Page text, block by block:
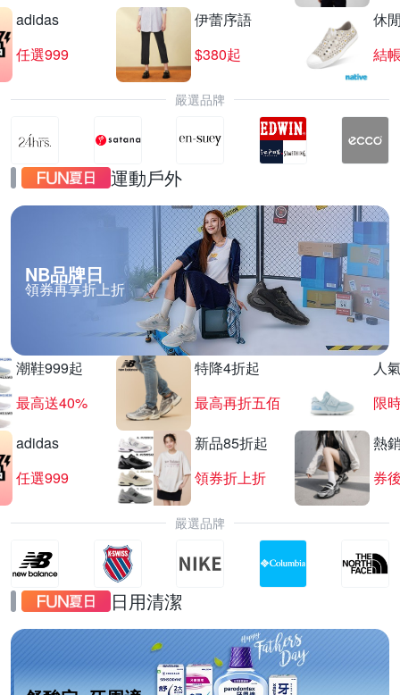
adidas
任選999
伊蕾序語
$380起
休
結
嚴選品牌
運動戶外
NB品牌日
領券再享折上折
潮鞋999起
最高送40%
特降4折起
最高再折五佰
人
限
adidas
任選999
新品85折起
領券折上折
熱
券
嚴選品牌
日用清潔